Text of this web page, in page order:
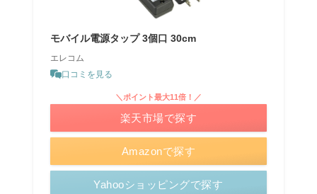
モバイル電源タップ 3個口 30cm
エレコム
口コミを見る
Amazonで探す
＼ポイント最大11倍！／
楽天市場で探す
Yahooショッピングで探す